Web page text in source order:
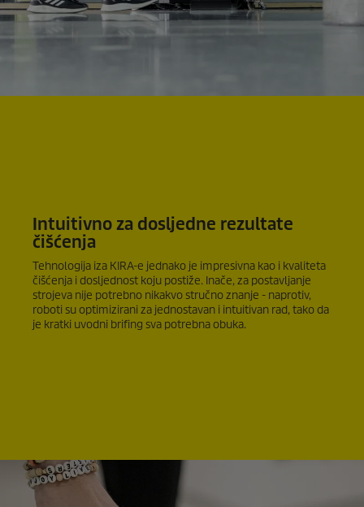
Intuitivno za dosljedne rezultate
čišćenja
Tehnologija iza KIRA-e jednako je impresivna kao i kvaliteta
čišćenja i dosljednost koju postiže. Inače, za postavljanje
strojeva nije potrebno nikakvo stručno znanje - naprotiv,
roboti su optimizirani za jednostavan i intuitivan rad, tako da
je kratki uvodni brifing sva potrebna obuka.